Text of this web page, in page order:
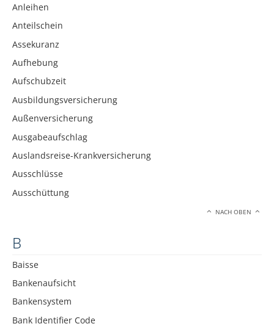
Anleihen
Anteilschein
Assekuranz
Aufhebung
Aufschubzeit
Ausbildungsversicherung
Außenversicherung
Ausgabeaufschlag
Auslandsreise-Krankversicherung
Ausschlüsse
Ausschüttung
NACH OBEN
B
Baisse
Bankenaufsicht
Bankensystem
Bank Identifier Code